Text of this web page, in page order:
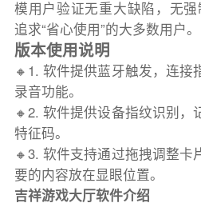
模用户验证无重大缺陷，无
追求“省心使用”的大多数用户。
版本使用说明
🔸1. 软件提供蓝牙触发，连接
录音功能。
🔸2. 软件提供设备指纹识别，
特征码。
🔸3. 软件支持通过拖拽调整卡
要的内容放在显眼位置。
吉祥游戏大厅软件介绍